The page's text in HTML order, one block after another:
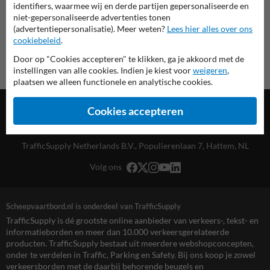
TrafficSupply Netherlands B.V., Populierenlaan 7, Hattem, NL
Volg ons
Scheepvaartbord.nl is onderdeel van TrafficSupply
TrafficSupply is dé grootste online aanbieder van verkeers-, tekst- en
informatieborden en meer dan 10.000 verkeersgerelateerde
producten. TrafficSupply bestaat uit meerdere webshopconcepten,
onder te verdelen in Traffic, Parking en Safety. Bij ons koop je zowel
verkeersborden met de daarbij behorende beugels en
identifiers, waarmee wij en derde partijen gepersonaliseerde en
niet-gepersonaliseerde advertenties tonen
(advertentiepersonalisatie). Meer weten? Lees hier alles over ons
cookiebeleid.
Door op "Cookies accepteren" te klikken, ga je akkoord met de
instellingen van alle cookies. Indien je kiest voorweigeren,
plaatsen we alleen functionele en analytische cookies.
Cookies accepteren